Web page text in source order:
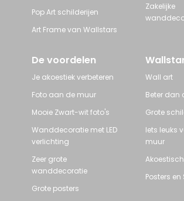
Pop Art schilderijen
Art Frame van Wallstars
Zakelijke
De voordelen
Je akoestiek verbeteren
Foto aan de muur
Mooie Zwart-wit foto's
Wanddecoratie met LED
verlichting
Zeer grote
wanddecoratie
Grote posters
Wall art
Beter dan
Grote
Iets leuks
muur
Posters